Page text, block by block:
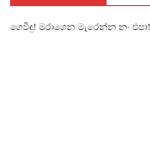
ගෙවිඳු! මරාගෙන මැරෙන්න නං එපා!